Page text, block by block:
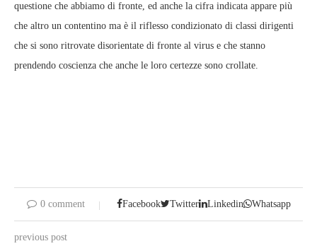
questione che abbiamo di fronte, ed anche la cifra indicata appare più
che altro un contentino ma è il riflesso condizionato di classi dirigenti
che si sono ritrovate disorientate di fronte al virus e che stanno
prendendo coscienza che anche le loro certezze sono crollate.
0 comment Facebook Twitter Linkedin Whatsapp
previous post